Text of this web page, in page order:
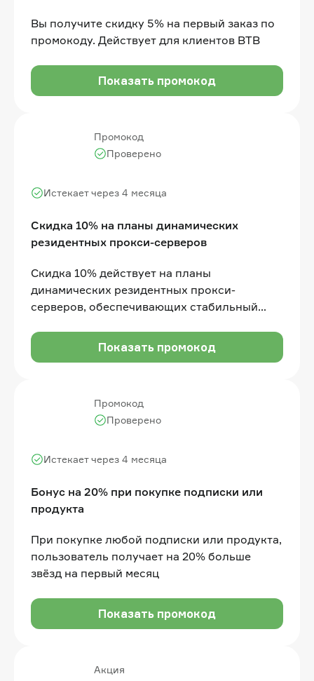
Вы получите скидку 5% на первый заказ по
промокоду. Действует для клиентов BTB
Показать промокод
Промокод
Скидка 10% на планы динамических
резидентных прокси-серверов
Истекает через 4 месяца
Проверено
Скидка 10% действует на планы
динамических резидентных прокси-
серверов, обеспечивающих стабильный
Показать промокод
Промокод
Бонус на 20% при покупке подписки или
продукта
Истекает через 4 месяца
Проверено
При покупке любой подписки или продукта,
пользователь получает на 20% больше
звёзд на первый месяц
Показать промокод
Акция